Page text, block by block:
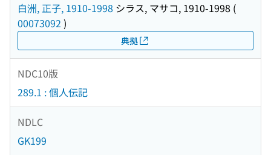
白洲, 正子, 1910-1998 シラス, マサコ, 1910-1998 (
00073092 )
典拠
NDC10版
289.1 : 個人伝記
NDLC
GK199